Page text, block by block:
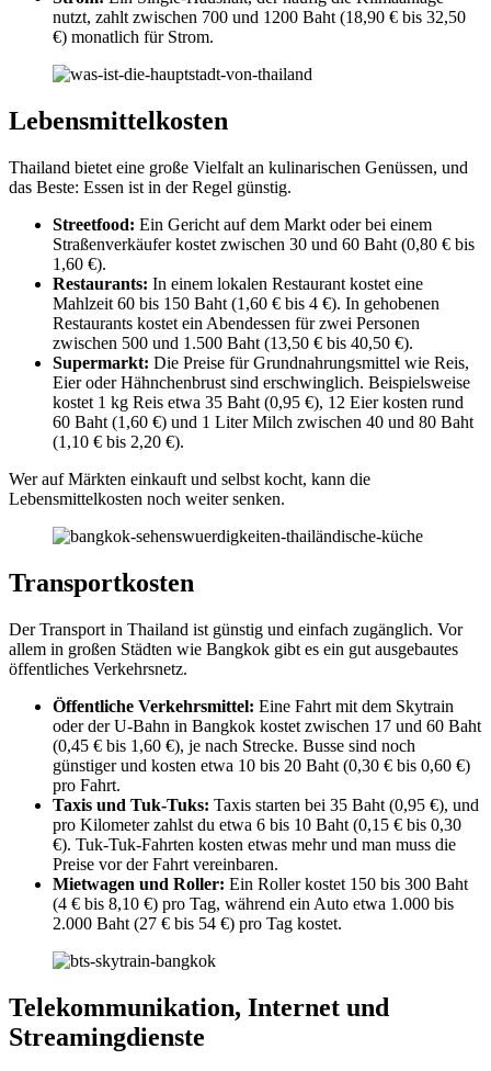
nutzt, zahlt zwischen 700 und 1200 Baht (18,90 € bis 32,50
€) monatlich für Strom.
Lebensmittelkosten
Thailand bietet eine große Vielfalt an kulinarischen Genüssen, und
das Beste: Essen ist in der Regel günstig.
Streetfood: Ein Gericht auf dem Markt oder bei einem
Straßenverkäufer kostet zwischen 30 und 60 Baht (0,80 € bis
1,60 €).
Restaurants: In einem lokalen Restaurant kostet eine
Mahlzeit 60 bis 150 Baht (1,60 € bis 4 €). In gehobenen
Restaurants kostet ein Abendessen für zwei Personen
zwischen 500 und 1.500 Baht (13,50 € bis 40,50 €).
Supermarkt: Die Preise für Grundnahrungsmittel wie Reis,
Eier oder Hähnchenbrust sind erschwinglich. Beispielsweise
kostet 1 kg Reis etwa 35 Baht (0,95 €), 12 Eier kosten rund
60 Baht (1,60 €) und 1 Liter Milch zwischen 40 und 80 Baht
(1,10 € bis 2,20 €).
Wer auf Märkten einkauft und selbst kocht, kann die
Lebensmittelkosten noch weiter senken.
Transportkosten
Der Transport in Thailand ist günstig und einfach zugänglich. Vor
allem in großen Städten wie Bangkok gibt es ein gut ausgebautes
öffentliches Verkehrsnetz.
Öffentliche Verkehrsmittel: Eine Fahrt mit dem Skytrain
oder der U-Bahn in Bangkok kostet zwischen 17 und 60 Baht
(0,45 € bis 1,60 €), je nach Strecke. Busse sind noch
günstiger und kosten etwa 10 bis 20 Baht (0,30 € bis 0,60 €)
pro Fahrt.
Taxis und Tuk-Tuks: Taxis starten bei 35 Baht (0,95 €), und
pro Kilometer zahlst du etwa 6 bis 10 Baht (0,15 € bis 0,30
€). Tuk-Tuk-Fahrten kosten etwas mehr und man muss die
Preise vor der Fahrt vereinbaren.
Mietwagen und Roller: Ein Roller kostet 150 bis 300 Baht
(4 € bis 8,10 €) pro Tag, während ein Auto etwa 1.000 bis
2.000 Baht (27 € bis 54 €) pro Tag kostet.
Telekommunikation, Internet und
Streamingdienste